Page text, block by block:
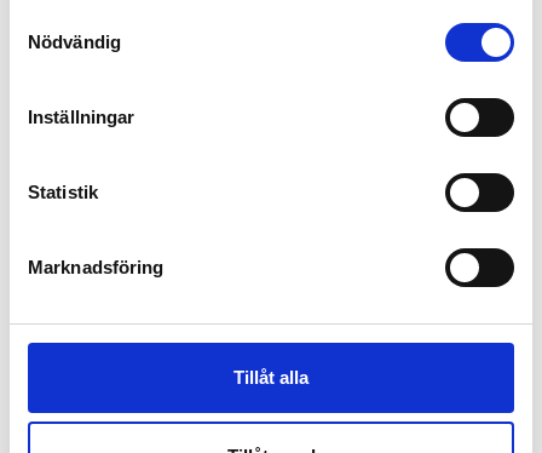
Nödvändig
Inställningar
Statistik
Marknadsföring
Tillåt alla
Uppdrag: